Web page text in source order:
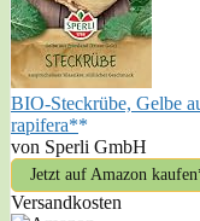
BIO-Steckrübe, Gelbe
rapifera*
von Sperli GmbH
Jetzt auf Amazon
Versandkosten